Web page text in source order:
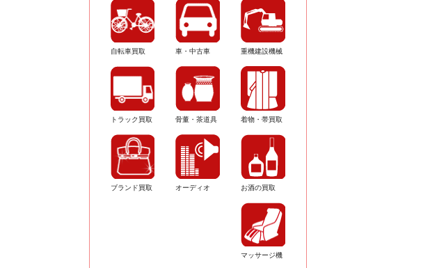
自転車買取 車・中古車 重機建設機械
トラック買取 骨董・茶道具 着物・帯買取
ブランド買取 オーディオ お酒の買取
マッサージ機